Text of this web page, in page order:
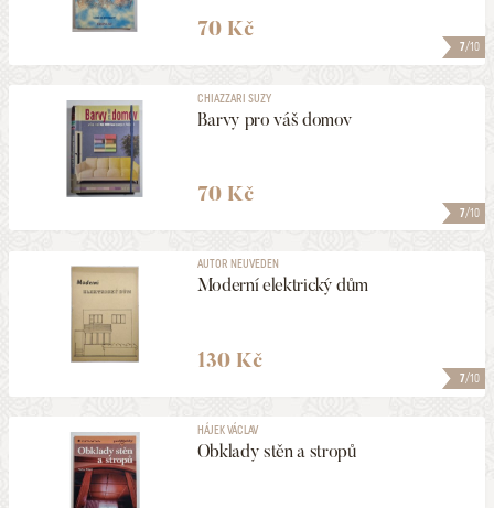
7/10
70 Kč
7/10
CHIAZZARI SUZY
Barvy pro váš domov
70 Kč
7/10
AUTOR NEUVEDEN
Moderní elektrický dům
130 Kč
HÁJEK VÁCLAV
Obklady stěn a stropů